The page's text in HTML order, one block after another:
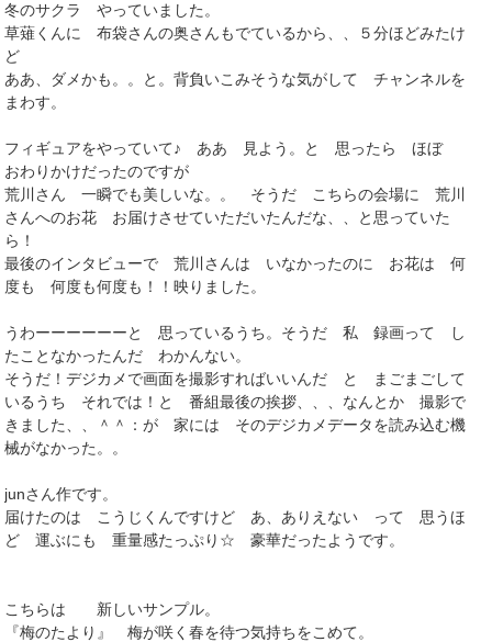
冬のサクラ やっていました。
草薙くんに 布袋さんの奥さんもでているから、、５分ほどみたけ
ど
ああ、ダメかも。。と。背負いこみそうな気がして チャンネルを
まわす。
フィギュアをやっていて♪ ああ 見よう。と 思ったら ほぼ
おわりかけだったのですが
荒川さん 一瞬でも美しいな。。 そうだ こちらの会場に 荒川
さんへのお花 お届けさせていただいたんだな、、と思っていた
ら！
最後のインタビューで 荒川さんは いなかったのに お花は 何
度も 何度も何度も！！映りました。
うわーーーーーーと 思っているうち。そうだ 私 録画って し
たことなかったんだ わかんない。
そうだ！デジカメで画面を撮影すればいいんだ と まごまごして
いるうち それでは！と 番組最後の挨拶、、、なんとか 撮影で
きました、、＾＾：が 家には そのデジカメデータを読み込む機
械がなかった。。
junさん作です。
届けたのは こうじくんですけど あ、ありえない って 思うほ
ど 運ぶにも 重量感たっぷり☆ 豪華だったようです。
こちらは 新しいサンプル。
『梅のたより』 梅が咲く春を待つ気持ちをこめて。